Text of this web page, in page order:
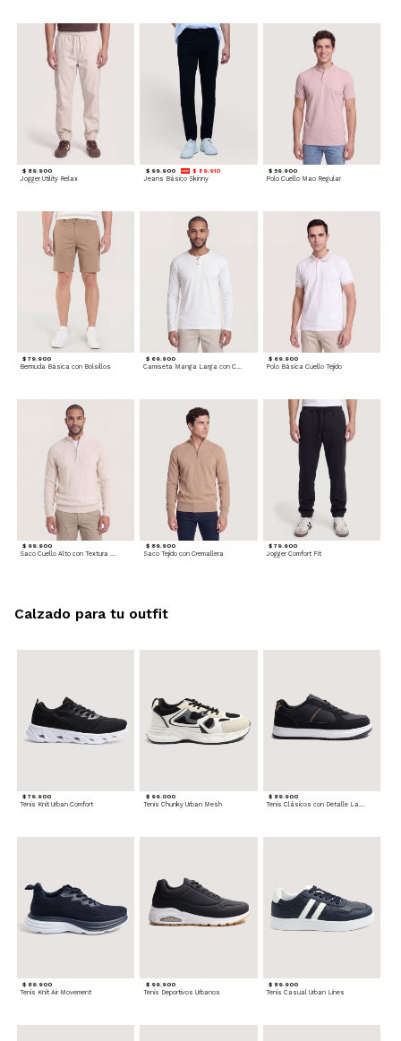
$ 89.900
Jogger Utility Relax
$ 99.900 $ 89.910
Jeans Básico Skinny
$ 59.900
Polo Cuello Mao Regular
$ 79.900
Bermuda Básica con Bolsillos
$ 69.900 $ 69.900
Polo Básica Cuello Tejido
$ 99.900
Saco Cuello Alto con Textura Trenzada
$ 89.900
Saco Tejido con Cremallera
$ 79.900
Jogger Comfort Fit
$ 79.900
Tenis Knit Urban Comfort
$ 99.000
Tenis Chunky Urban Mesh
$ 89.900
Tenis Clásicos con Detalle Lateral
$ 89.900
Tenis Knit Air Movement
$ 99.900
Tenis Deportivos Urbanos
$ 89.900
Tenis Casual Urban Lines
Calzado para tu outfit